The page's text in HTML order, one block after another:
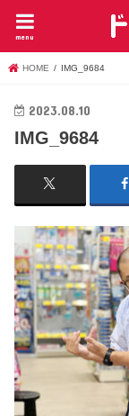
menu
HOME IMG_9684
2023.08.10
IMG_9684